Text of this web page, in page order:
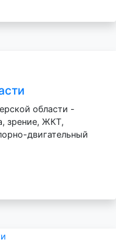
области -
зрение, ЖКТ,
двигательный